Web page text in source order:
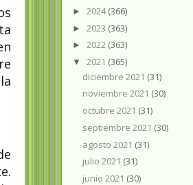
► 2024(366)
► 2023 (363)
► 2022 (363)
▼ 2021 (365)
diciembre 2021 (31)
noviembre 2021 (30)
octubre 2021 (31)
septiembre 2021 (30)
agosto 2021 (31)
julio 2021 (31)
junio 2021 (30)